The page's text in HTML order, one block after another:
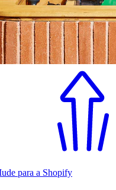
para a Shopify